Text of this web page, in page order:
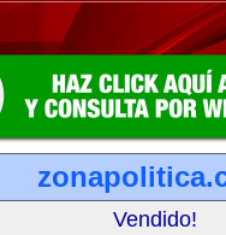
Vendido!